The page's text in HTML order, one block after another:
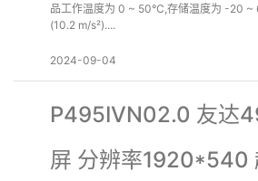
品工作温度为 0 ~ 50°C,存储温度为 -20 ~
(10.2 m/s²)....
2024-09-04
P495IVN02.0 友达
屏 分辨率1920*540